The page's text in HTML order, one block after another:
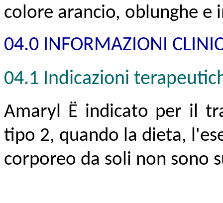
colore arancio, oblunghe e
04.0 INFORMAZIONI
04.1 Indicazioni
Amaryl Ë indicato per il
tipo 2, quando la dieta,
corporeo da soli non sono